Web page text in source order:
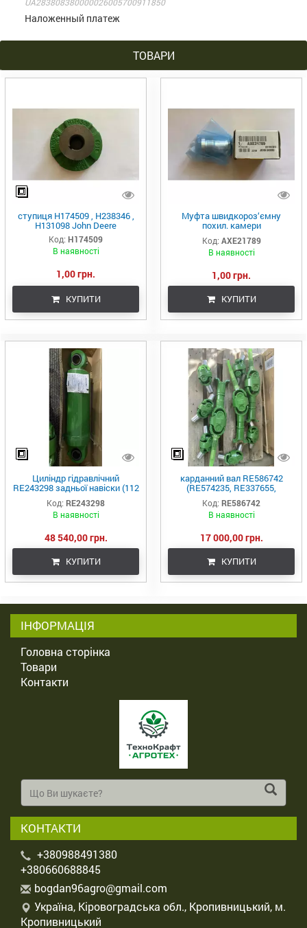
Наложенный платеж
ТОВАРИ
ступиця H174509 , H238346 ,
H131098 John Deere
Код: H174509
В наявності
1,00 грн.
КУПИТИ
Муфта швидкороз‘ємну
похил. камери
(AH201333/AH225670/ 0003-
110 / AXE60984/AXE21789)
Код: AXE21789
В наявності
1,00 грн.
КУПИТИ
Циліндр гідравлічний
RE243298 задньої навіски (112
мм), JD8430/8530/8345R
AH216634
Код: RE243298
В наявності
48 540,00 грн.
КУПИТИ
карданний вал RE586742
(RE574235, RE337655,
RE336722) (John Deere, USA)
Код: RE586742
В наявності
17 000,00 грн.
КУПИТИ
ІНФОРМАЦІЯ
Головна сторінка
Товари
Контакти
КОНТАКТИ
+380988491380
+380660688845
bogdan96agro@gmail.com
Україна, Кіровоградська обл., Кропивницький, м.
Кропивницький